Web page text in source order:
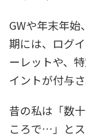
GWや年末年
期には、ログ
ーレットや、
イントが付与
昔の私は「数
ころで…」と